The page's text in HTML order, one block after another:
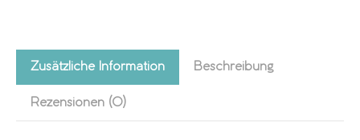
Zusätzliche Information Beschreibung
Rezensionen (0)